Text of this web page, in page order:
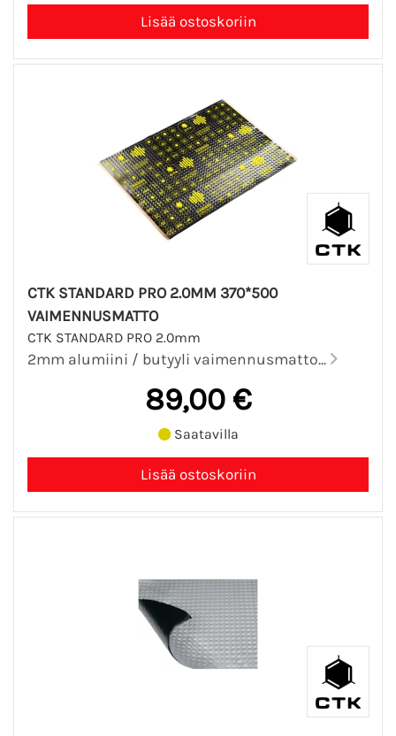
CTK STANDARD PRO 2.0MM 370*500
VAIMENNUSMATTO
CTK STANDARD PRO 2.0mm
2mm alumiini / butyyli vaimennusmatto...
89,00 €
Saatavilla